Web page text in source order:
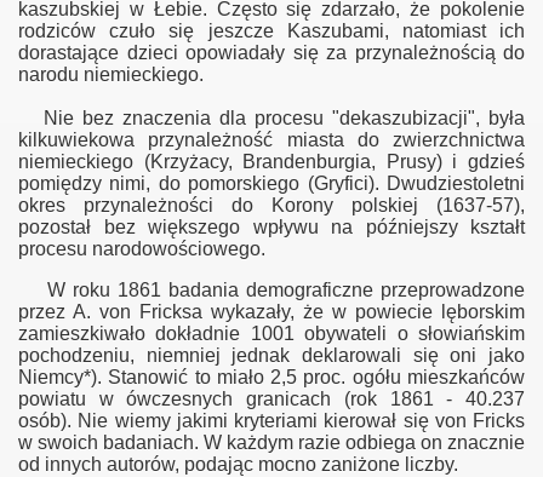
kaszubskiej w Łebie. Często się zdarzało, że pokolenie
rodziców czuło się jeszcze Kaszubami, natomiast ich
dorastające dzieci opowiadały się za przynależnością do
narodu niemieckiego.
Nie bez znaczenia dla procesu "dekaszubizacji", była
kilkuwiekowa przynależność miasta do zwierzchnictwa
niemieckiego (Krzyżacy, Brandenburgia, Prusy) i gdzieś
pomiędzy nimi, do pomorskiego (Gryfici). Dwudziestoletni
okres przynależności do Korony polskiej (1637-57),
pozostał bez większego wpływu na późniejszy kształt
procesu narodowościowego.
W roku 1861 badania demograficzne przeprowadzone
przez A. von Fricksa wykazały, że w powiecie lęborskim
zamieszkiwało dokładnie 1001 obywateli o słowiańskim
pochodzeniu, niemniej jednak deklarowali się oni jako
Niemcy*). Stanowić to miało 2,5 proc. ogółu mieszkańców
powiatu w ówczesnych granicach (rok 1861 - 40.237
osób). Nie wiemy jakimi kryteriami kierował się von Fricks
w swoich badaniach. W każdym razie odbiega on znacznie
od innych autorów, podając mocno zaniżone liczby.